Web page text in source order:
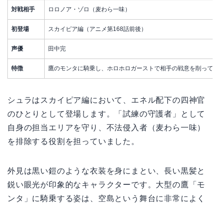
対戦相手 ロロノア・ゾロ（麦わら一味）
初登場 スカイピア編（アニメ第168話前後）
声優 田中完
特徴 鷹のモンタに騎乗し、ホロホロガーストで相手の戦意を削って
シュラはスカイピア編において、エネル配下の四神官
のひとりとして登場します。「試練の守護者」として
自身の担当エリアを守り、不法侵入者（麦わら一味）
を排除する役割を担っていました。
外見は黒い鎧のような衣装を身にまとい、長い黒髪と
鋭い眼光が印象的なキャラクターです。大型の鷹「モ
ンタ」に騎乗する姿は、空島という舞台に非常によく